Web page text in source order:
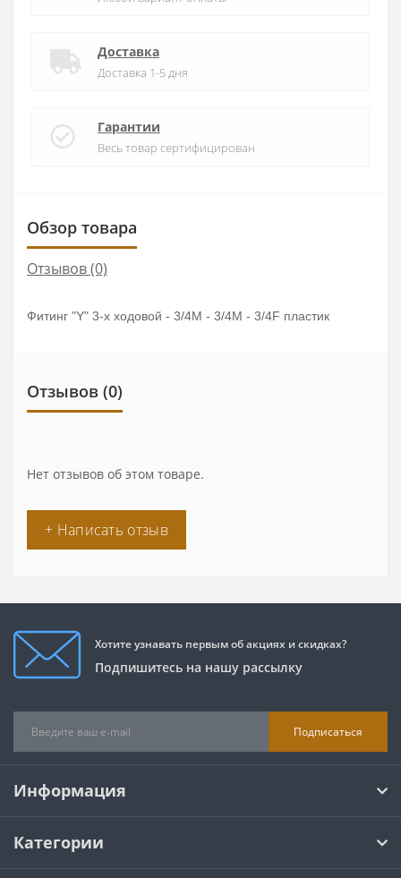
Доставка
Доставка 1-5 дня
Гарантии
Весь товар сертифицирован
Обзор товара
Отзывов (0)
Фитинг "Y" 3-х ходовой - 3/4M - 3/4M - 3/4F пластик
Отзывов (0)
Нет отзывов об этом товаре.
+ Написать отзыв
Хотите узнавать первым об акциях и скидках?
Подпишитесь на нашу рассылку
Подписаться
Информация
Категории